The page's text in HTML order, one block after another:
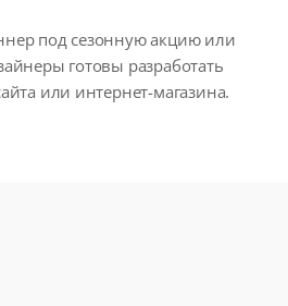
под сезонную акцию или
готовы разработать
или интернет-магазина.